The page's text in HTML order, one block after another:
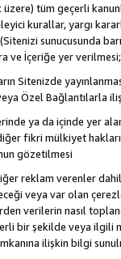
üzere) tüm geçerli
kurallar, yargı
sunucusunda
ve İçeriğe yer verilmesi;
Sitenizde
Özel Bağlantılarla
ya da içinde yer
fikri mülkiyet
gözetilmesi
reklam verenler
veya var olan
verilerin nasıl
bir şekilde veya ilgili
ilişkin bilgi